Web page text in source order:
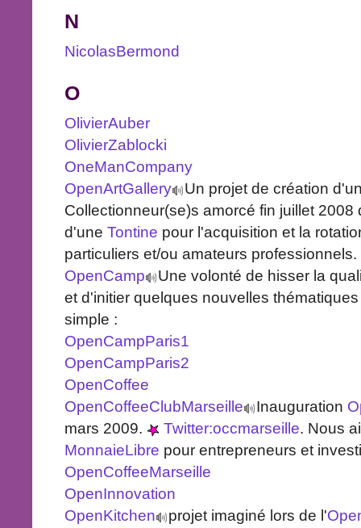
N
NicolasBermond
O
OlivierAuber
OlivierZablocki
OneManCompany
OpenArtGallery
Un projet de création
Collectionneur(se)s amorcé fin juillet 2008
d'une Tontine pour l'acquisition et la
particuliers et/ou amateurs professionnels.
OpenCamp
Une volonté de hisser la
et d'initier quelques nouvelles
simple :
OpenCampParis1
OpenCampParis2
OpenCoffee
OpenCoffeeClubMarseille
Inauguration
mars 2009.
Twitter:occmarseille. Nous
MonnaieLibre pour entrepreneurs et
OpenCoffeeMarseille
OpenInnovation
OpenKitchen
projet imaginé lors de l'